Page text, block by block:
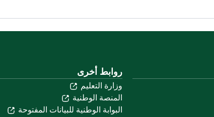
روابط أخرى
وزارة التعليم
المنصة الوطنية
البوابة الوطنية للبيانات المفتوحة